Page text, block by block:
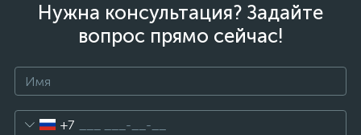
Нужна консультация? Задайте
вопрос прямо сейчас!
+7